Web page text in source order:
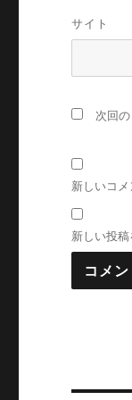
サイト
次回
新しいコ
新しい投